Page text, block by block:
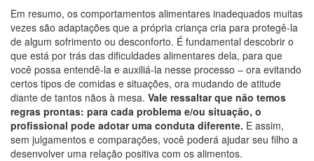
Em resumo, os comportamentos alimentares inadequados muitas
vezes são adaptações que a própria criança cria para protegê-la
de algum sofrimento ou desconforto. É fundamental descobrir o
que está por trás das dificuldades alimentares dela, para que
você possa entendê-la e auxiliá-la nesse processo – ora evitando
certos tipos de comidas e situações, ora mudando de atitude
diante de tantos nãos à mesa. Vale ressaltar que não temos
regras prontas: para cada problema e/ou situação, o
profissional pode adotar uma conduta diferente. E assim,
sem julgamentos e comparações, você poderá ajudar seu filho a
desenvolver uma relação positiva com os alimentos.